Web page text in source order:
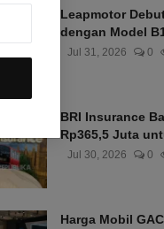
Leapmotor
dengan Model
Jul 31, 2026 0
BRI Insurance
Rp365,5 Juta
Jul 30, 2026 0
Harga Mobil